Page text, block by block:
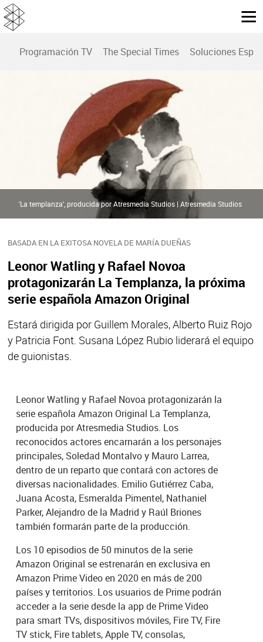
Programación TV The Special Times Soluciones
BASADA EN LA EXITOSA NOVELA DE MARÍA DUEÑAS
Leonor Watling y Rafael Novoa
protagonizarán La Templanza, la próxima
serie española Amazon Original
Estará dirigida por Guillem Morales, Alberto Ruiz Rojo
y Patricia Font. Susana López Rubio liderará el equipo
de guionistas.
'La templanza', producida por Atresmedia Studios | Atresmedia Studios
Leonor Watling y Rafael Novoa protagonizarán la
serie española Amazon Original La Templanza,
producida por Atresmedia Studios. Los
reconocidos actores encarnarán a los personajes
principales, Soledad Montalvo y Mauro Larrea,
dentro de un reparto que contará con actores de
diversas nacionalidades. Emilio Gutiérrez Caba,
Juana Acosta, Esmeralda Pimentel, Nathaniel
Parker, Alejandro de la Madrid y Raúl Briones
también formarán parte de la producción.
Los 10 episodios de 50 minutos de la serie
Amazon Original se estrenarán en exclusiva en
Amazon Prime Video en 2020 en más de 200
países y territorios. Los usuarios de Prime podrán
acceder a la serie desde la app de Prime Video
para smart TVs, dispositivos móviles, Fire TV, Fire
TV stick, Fire tablets, Apple TV, consolas,